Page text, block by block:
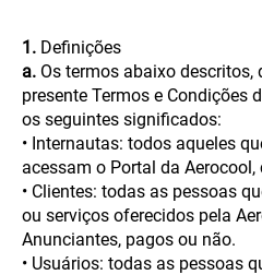
1. Definições
a. Os termos abaixo
presente Termos e Condições
os seguintes significados:
• Internautas: todos aqueles
acessam o Portal da Aerocool,
• Clientes: todas as pessoas
ou serviços oferecidos pela
Anunciantes, pagos ou não.
• Usuários: todas as pessoas